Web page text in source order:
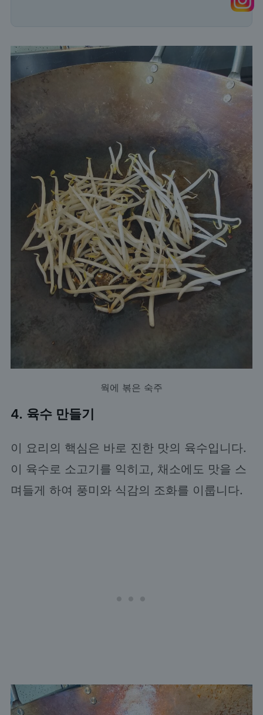
웍에 볶은 숙주
4. 육수 만들기
이 요리의 핵심은 바로 진한 맛의 육수입니다.
이 육수로 소고기를 익히고, 채소에도 맛을 스
며들게 하여 풍미와 식감의 조화를 이룹니다.